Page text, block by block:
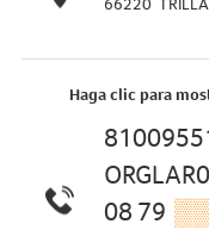
Haga clic para
08 79